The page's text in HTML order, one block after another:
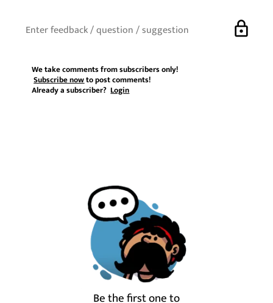
lock
We take comments from subscribers only!
Subscribe nowto post comments!
Already a subscriber?Login
Be the first one to